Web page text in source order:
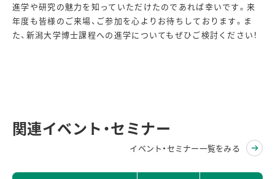
進学や研究の魅力を知っていただけたのであれば幸いです。来
年度も皆様のご来場、ご参加を心よりお待ちしております。ま
た、新潟大学博士課程への進学についてもぜひご検討ください！
関連イベント・セミナー
イベント・セミナー一覧をみる